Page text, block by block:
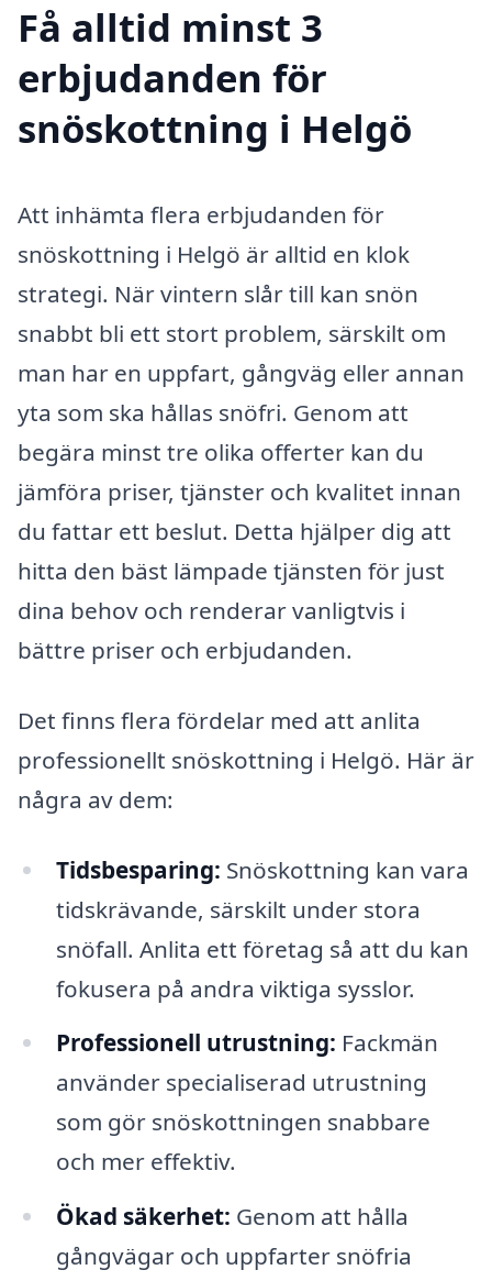
Få alltid minst 3
erbjudanden för
snöskottning i Helgö
Att inhämta flera erbjudanden för
snöskottning i Helgö är alltid en klok
strategi. När vintern slår till kan snön
snabbt bli ett stort problem, särskilt om
man har en uppfart, gångväg eller annan
yta som ska hållas snöfri. Genom att
begära minst tre olika offerter kan du
jämföra priser, tjänster och kvalitet innan
du fattar ett beslut. Detta hjälper dig att
hitta den bäst lämpade tjänsten för just
dina behov och renderar vanligtvis i
bättre priser och erbjudanden.
Det finns flera fördelar med att anlita
professionellt snöskottning i Helgö. Här är
några av dem:
Tidsbesparing: Snöskottning kan vara
tidskrävande, särskilt under stora
snöfall. Anlita ett företag så att du kan
fokusera på andra viktiga sysslor.
Professionell utrustning: Fackmän
använder specialiserad utrustning
som gör snöskottningen snabbare
och mer effektiv.
Ökad säkerhet: Genom att hålla
gångvägar och uppfarter snöfria